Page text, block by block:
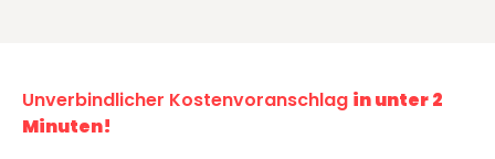
Unverbindlicher Kostenvoranschlag in unter 2
Minuten!